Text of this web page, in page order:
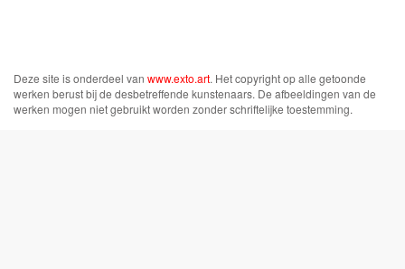
Deze site is onderdeel van www.exto.art. Het copyright op alle getoonde
werken berust bij de desbetreffende kunstenaars. De afbeeldingen van de
werken mogen niet gebruikt worden zonder schriftelijke toestemming.